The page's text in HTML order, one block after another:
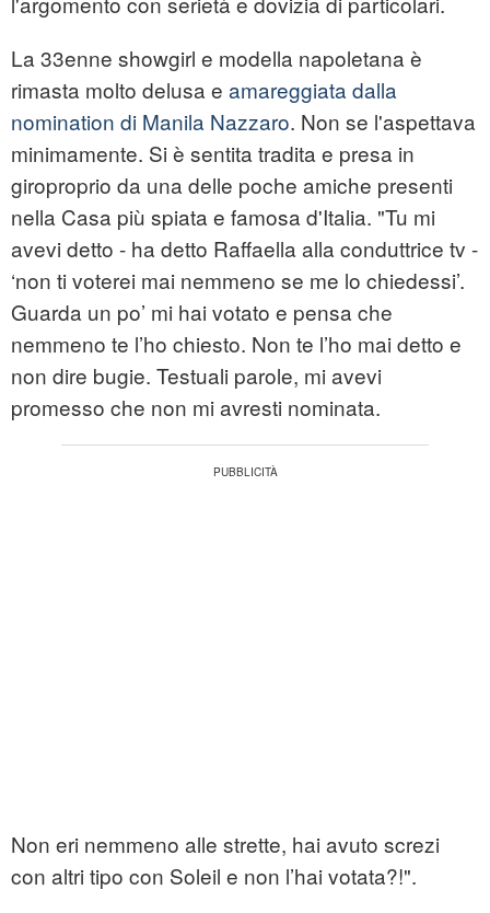
La 33enne showgirl e modella napoletana è
rimasta molto delusa e amareggiata dalla
nomination di Manila Nazzaro. Non se l'aspettava
minimamente. Si è sentita tradita e presa in
giroproprio da una delle poche amiche presenti
nella Casa più spiata e famosa d'Italia. "Tu mi
avevi detto - ha detto Raffaella alla conduttrice tv -
‘non ti voterei mai nemmeno se me lo chiedessi’.
Guarda un po’ mi hai votato e pensa che
nemmeno te l’ho chiesto. Non te l’ho mai detto e
non dire bugie. Testuali parole, mi avevi
promesso che non mi avresti nominata.
Non eri nemmeno alle strette, hai avuto screzi
con altri tipo con Soleil e non l’hai votata?!".